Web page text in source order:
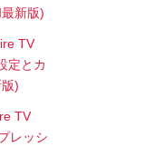
新版)
TV
定とカ
)
TV
レッシ